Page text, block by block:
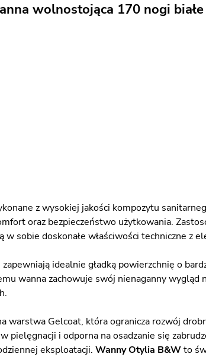
wolnostojąca 170 nogi
z wysokiej jakości kompozytu
oraz bezpieczeństwo użytkowania.
sobie doskonałe właściwości techniczne z
idealnie gładką powierzchnię o
wanna zachowuje swój nienaganny
Gelcoat, która ogranicza rozwój
pielęgnacji i odporna na osadzanie się
eksploatacji. Wanny Otylia B&Wto